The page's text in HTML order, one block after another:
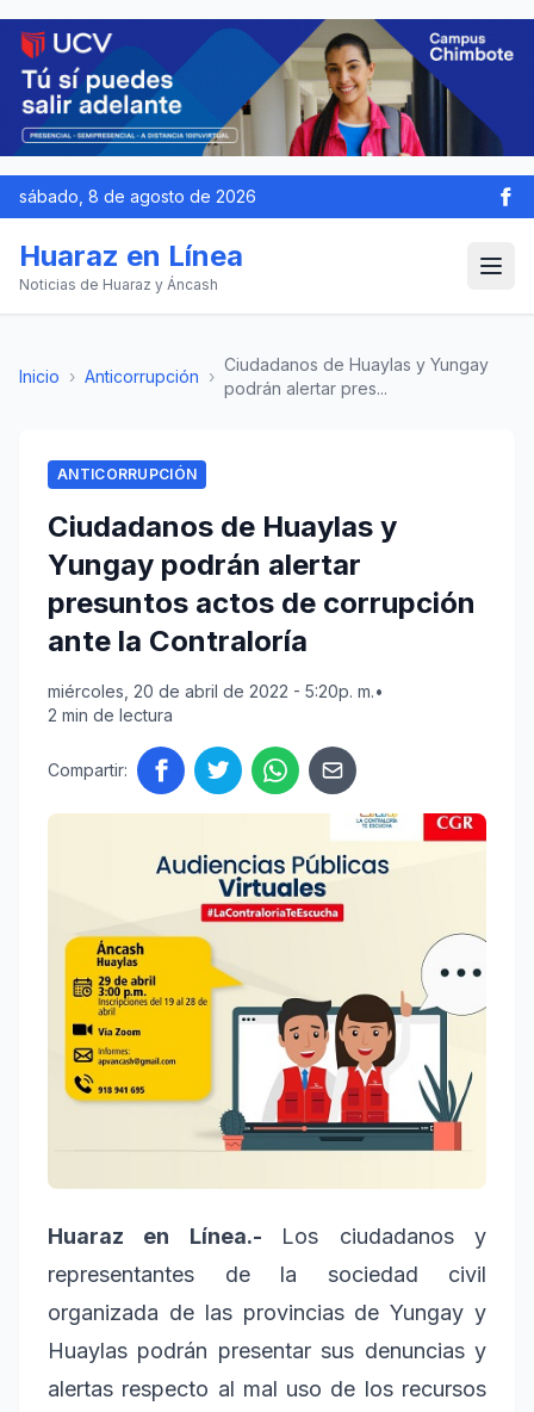
sábado, 8 de agosto de 2026
Huaraz en Línea
Noticias de Huaraz y Áncash
Inicio › Anticorrupción ›
Ciudadanos de Huaylas y Yungay
podrán alertar pres...
ANTICORRUPCIÓN
Ciudadanos de Huaylas y
Yungay podrán alertar
presuntos actos de corrupción
ante la Contraloría
miércoles, 20 de abril de 2022 - 5:20p. m.•
2 min de lectura
Compartir:
Huaraz en Línea.- Los ciudadanos y
representantes de la sociedad civil
organizada de las provincias de Yungay y
Huaylas podrán presentar sus denuncias y
alertas respecto al mal uso de los recursos